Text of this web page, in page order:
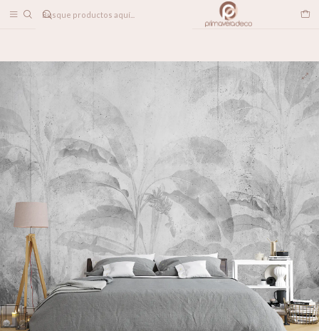
PAPELES MURALES TROPICAL